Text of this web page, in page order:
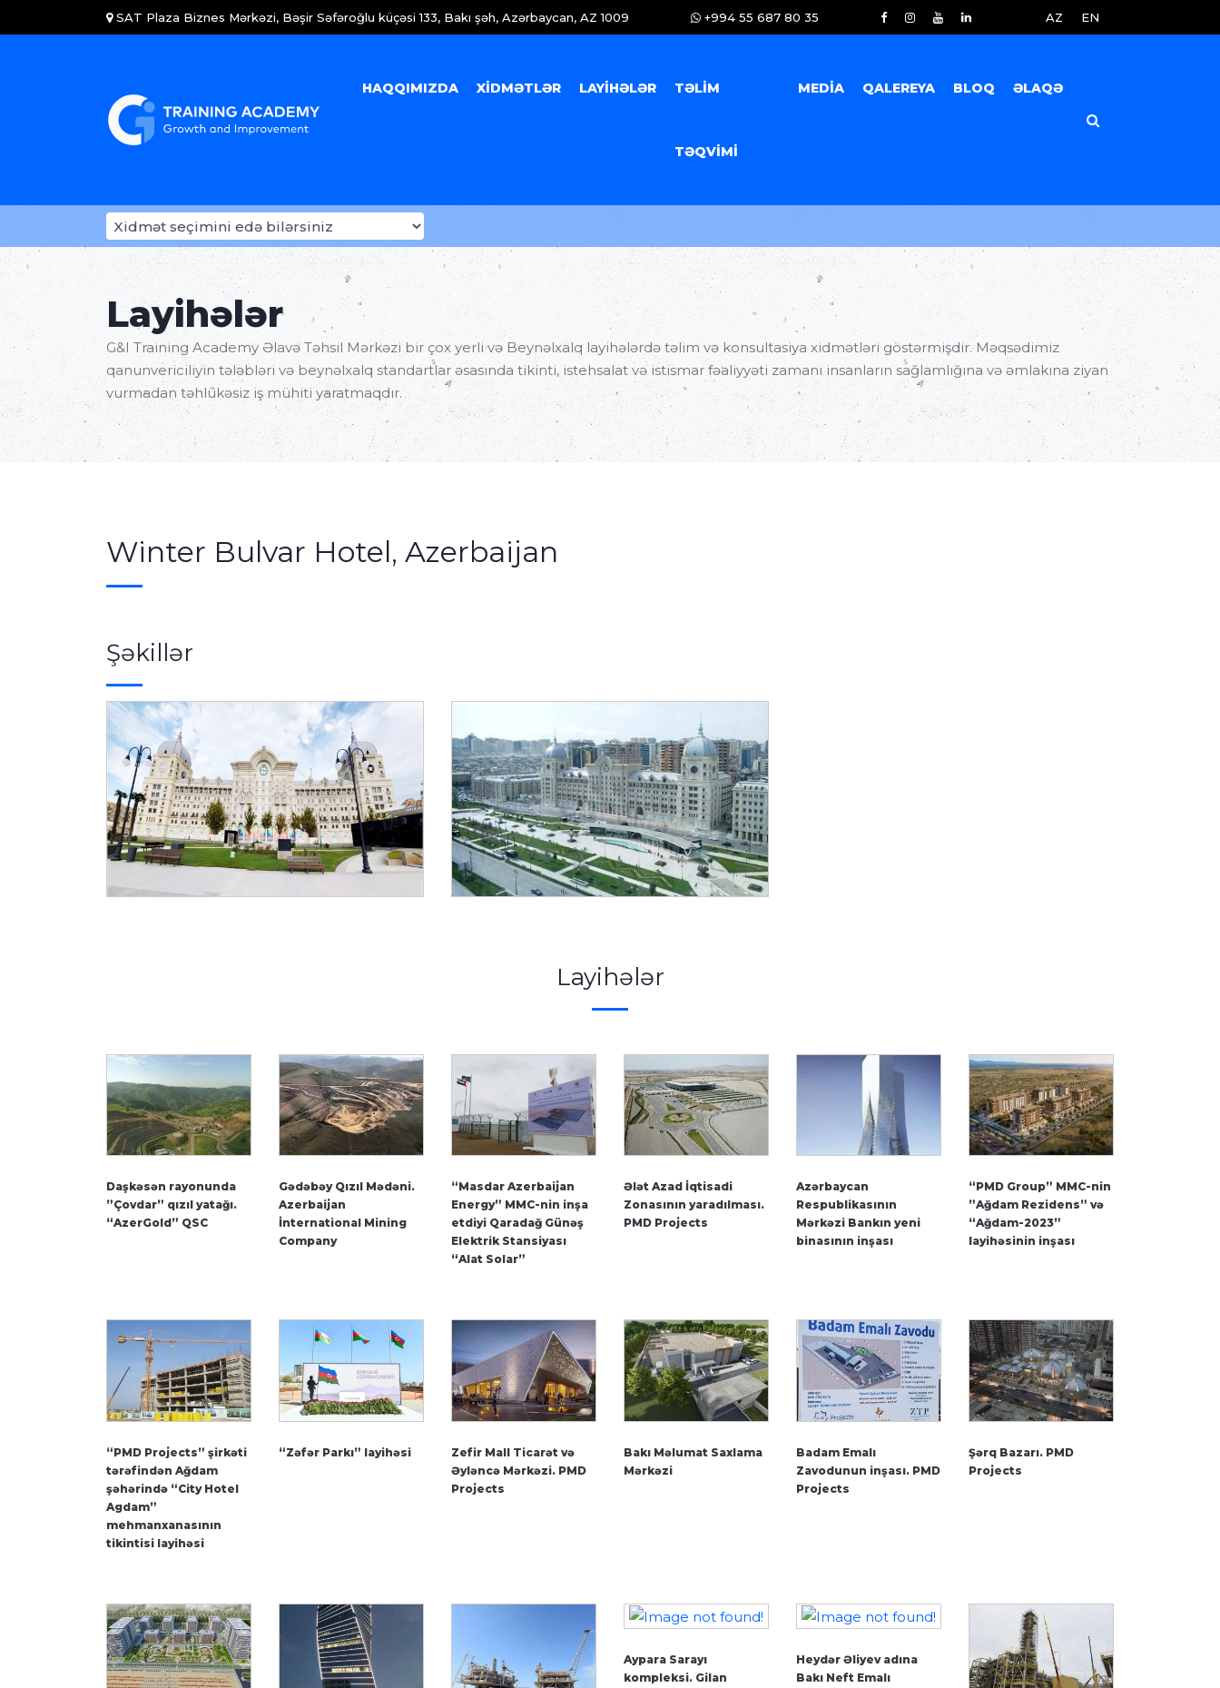
SAT Plaza Biznes Mərkəzi, Bəşir Səfəroğlu küçəsi 133, Bakı şəh, Azərbaycan, AZ 1009 +994 55 687 80 35 AZ EN
HAQQIMIZDA XIDMƏTLƏR LAYIHƏLƏR TƏLIM
TƏQVIMI
MEDIA QALEREYA BLOQ ƏLAQƏ
Layihələr
G&I Training Academy Əlavə Təhsil Mərkəzi bir çox yerli və Beynəlxalq layihələrdə təlim və konsultasiya xidmətləri göstərmişdir. Məqsədimiz
qanunvericiliyin tələbləri və beynəlxalq standartlar əsasında tikinti, istehsalat və istismar fəaliyyəti zamanı insanların sağlamlığına və əmlakına ziyan
vurmadan təhlükəsiz iş mühiti yaratmaqdır.
Winter Bulvar Hotel, Azerbaijan
Şəkillər
Layihələr
Daşkəsən rayonunda
”Çovdar” qızıl yatağı.
“AzerGold” QSC
Gədəbəy Qızıl Mədəni.
Azerbaijan
İnternational Mining
Company
“Masdar Azerbaijan
Energy” MMC-nin inşa
etdiyi Qaradağ Günəş
Elektrik Stansiyası
“Alat Solar”
Ələt Azad İqtisadi
Zonasının yaradılması.
PMD Projects
Azərbaycan
Respublikasının
Mərkəzi Bankın yeni
binasının inşası
“PMD Group” MMC-nin
”Ağdam Rezidens” və
“Ağdam-2023”
layihəsinin inşası
“PMD Projects” şirkəti
tərəfindən Ağdam
şəhərində “City Hotel
Agdam”
mehmanxanasının
tikintisi layihəsi
“Zəfər Parkı” layihəsi
Zefir Mall Ticarət və
Əyləncə Mərkəzi. PMD
Projects
Bakı Məlumat Saxlama
Mərkəzi
Badam Emalı
Zavodunun inşası. PMD
Projects
Şərq Bazarı. PMD
Projects
Aypara Sarayı
kompleksi. Gilan
Heydər Əliyev adına
Bakı Neft Emalı